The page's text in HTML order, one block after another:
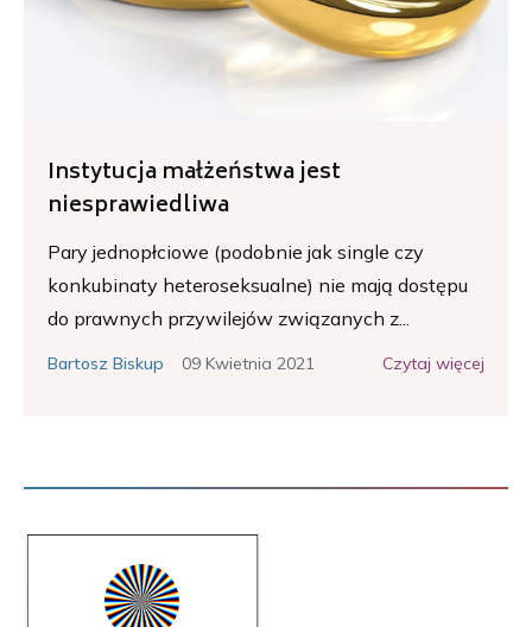
Instytucja małżeństwa jest
niesprawiedliwa
Pary jednopłciowe (podobnie jak single czy
konkubinaty heteroseksualne) nie mają dostępu
do prawnych przywilejów związanych z...
Bartosz Biskup 09 Kwietnia 2021 Czytaj więcej